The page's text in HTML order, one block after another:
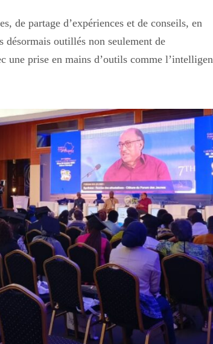
de partage d’expériences et de conseils, en
désormais outillés non seulement de
une prise en mains d’outils comme